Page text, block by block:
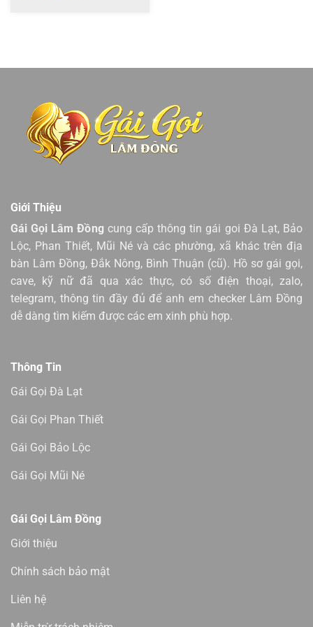
Giới Thiệu
Gái Gọi Lâm Đồng cung cấp thông tin gái goi Đà Lạt, Bảo
Lộc, Phan Thiết, Mũi Né và các phường, xã khác trên địa
bàn Lâm Đồng, Đắk Nông, Bình Thuận (cũ). Hồ sơ gái gọi,
cave, kỹ nữ đã qua xác thực, có số điện thoại, zalo,
telegram, thông tin đầy đủ để anh em checker Lâm Đồng
dễ dàng tìm kiếm được các em xinh phù hợp.
Thông Tin
Gái Gọi Đà Lạt
Gái Gọi Phan Thiết
Gái Gọi Bảo Lộc
Gái Gọi Mũi Né
Gái Gọi Lâm Đồng
Giới thiệu
Chính sách bảo mật
Liên hệ